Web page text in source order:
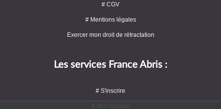
# CGV
# Mentions légales
Exercer mon droit de rétractation
Les services France Abris :
# S'inscrire